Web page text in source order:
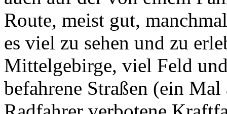
Route, meist gut,
es viel zu sehen und zu
Mittelgebirge, viel Feld
befahrene Straßen (ein